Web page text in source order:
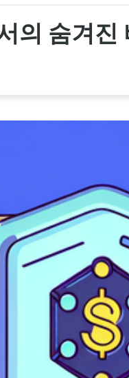
의 숨겨